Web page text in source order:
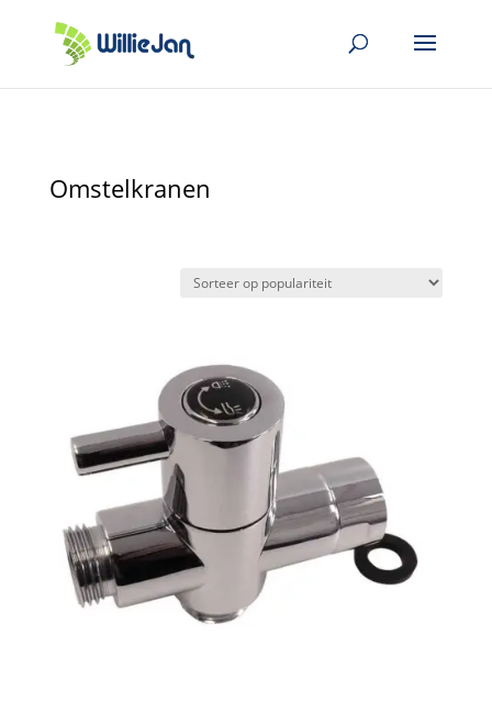
Omstelkranen